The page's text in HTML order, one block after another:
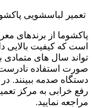
تعمیر لباسشویی
پاکشوما از برندهای
است که کیفیت بالایی
تواند سال های متمادی
صورت استفاده
دستگاه صدمه ببینند.
رفع خرابی به مرکز
مراجعه نمایید.